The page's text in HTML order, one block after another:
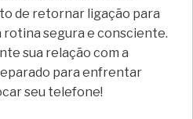
de retornar ligação para
rotina segura e consciente.
sua relação com a
para enfrentar
seu telefone!